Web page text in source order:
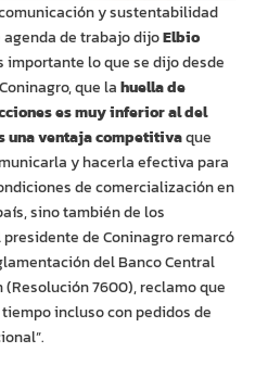
y sustentabilidad
agenda de trabajo dijoElbio
importante lo que se dijo desde
que lahuella de
es muy inferior al del
una ventaja competitivaque
y hacerla efectiva para
de comercialización en
sino también de los
de Coninagro remarcó
del Banco Central
7600), reclamo que
incluso con pedidos de